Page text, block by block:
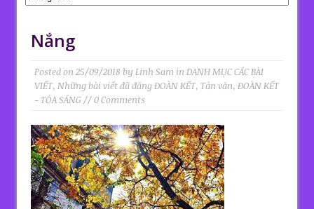
Nắng
Posted on 25/09/2018 by Linh Sam in DANH MỤC CÁC BÀI
VIẾT, Những bài viết đã đăng ĐOÀN KẾT, Tản văn, ĐOÀN KẾT
- TỎA SÁNG// 0 Comments